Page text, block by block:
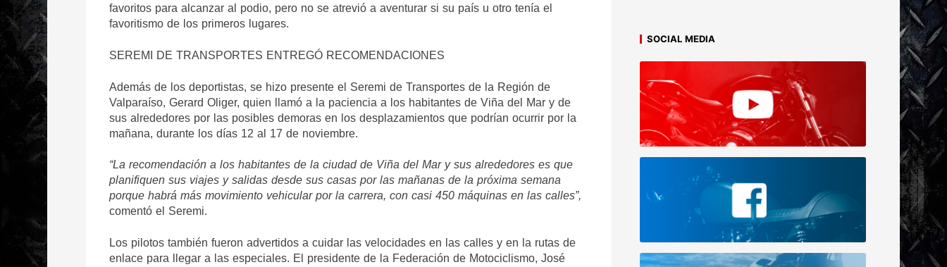
favoritos para alcanzar al podio, pero no se atrevió a aventurar si su país u otro tenía el
favoritismo de los primeros lugares.
SEREMI DE TRANSPORTES ENTREGÓ RECOMENDACIONES
Además de los deportistas, se hizo presente el Seremi de Transportes de la Región de
Valparaíso, Gerard Oliger, quien llamó a la paciencia a los habitantes de Viña del Mar y de
sus alrededores por las posibles demoras en los desplazamientos que podrían ocurrir por la
mañana, durante los días 12 al 17 de noviembre.
“La recomendación a los habitantes de la ciudad de Viña del Mar y sus alrededores es que
planifiquen sus viajes y salidas desde sus casas por las mañanas de la próxima semana
porque habrá más movimiento vehicular por la carrera, con casi 450 máquinas en las calles”,
comentó el Seremi.
Los pilotos también fueron advertidos a cuidar las velocidades en las calles y en la rutas de
enlace para llegar a las especiales. El presidente de la Federación de Motociclismo, José
SOCIAL MEDIA